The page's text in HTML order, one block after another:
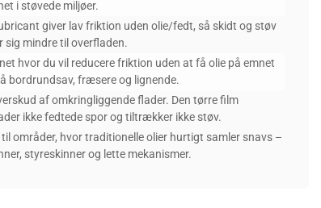
i støvede miljøer.
giver lav friktion uden olie/fedt, så skidt og støv
sig mindre til overfladen.
hvor du vil reducere friktion uden at få olie på emnet
bordrundsav, fræsere og lignende.
af omkringliggende flader. Den tørre film
ikke fedtede spor og tiltrækker ikke støv.
til områder, hvor traditionelle olier hurtigt samler snavs –
styreskinner og lette mekanismer.